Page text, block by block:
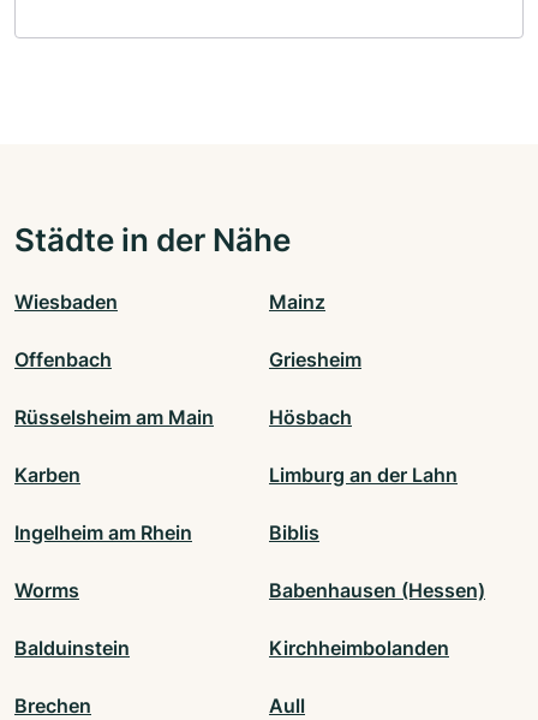
Städte in der Nähe
Wiesbaden Mainz
Offenbach Griesheim
Rüsselsheim am Main Hösbach
Karben Limburg an der Lahn
Ingelheim am Rhein Biblis
Worms Babenhausen (Hessen)
Balduinstein Kirchheimbolanden
Brechen Aull